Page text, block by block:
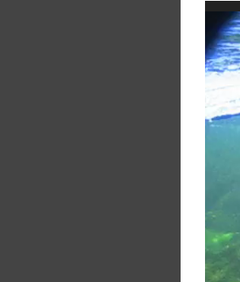
Video-
Player